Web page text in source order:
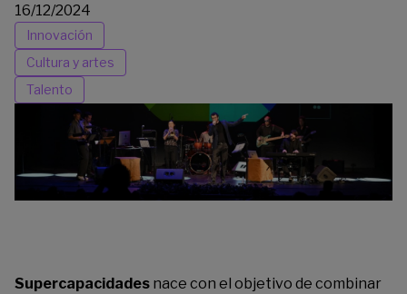
16/12/2024
Innovación
Cultura y artes
Talento
Supercapacidades nace con el objetivo de combinar